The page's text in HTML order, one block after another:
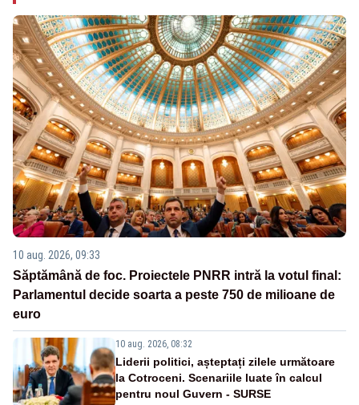
10 aug. 2026, 09:33
Săptămână de foc. Proiectele PNRR intră la votul final:
Parlamentul decide soarta a peste 750 de milioane de
euro
10 aug. 2026, 08:32
Liderii politici, așteptați zilele următoare
la Cotroceni. Scenariile luate în calcul
pentru noul Guvern - SURSE